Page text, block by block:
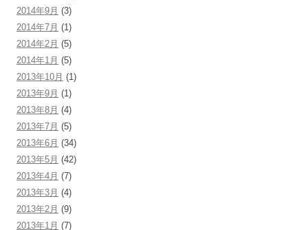
2014年9月 (3)
2014年7月 (1)
2014年2月 (5)
2014年1月 (5)
2013年10月 (1)
2013年9月 (1)
2013年8月 (4)
2013年7月 (5)
2013年6月 (34)
2013年5月 (42)
2013年4月 (7)
2013年3月 (4)
2013年2月 (9)
2013年1月 (7)